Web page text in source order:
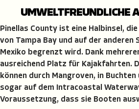
UMWELTFREUNDLICHE
Pinellas County ist eine Halbinsel,
von Tampa Bay und auf der anderen
Mexiko begrenzt wird. Dank
ausreichend Platz für Kajakfahrten.
können durch Mangroven, in Buchten
sogar auf dem Intracoastal
Voraussetzung, dass sie Booten